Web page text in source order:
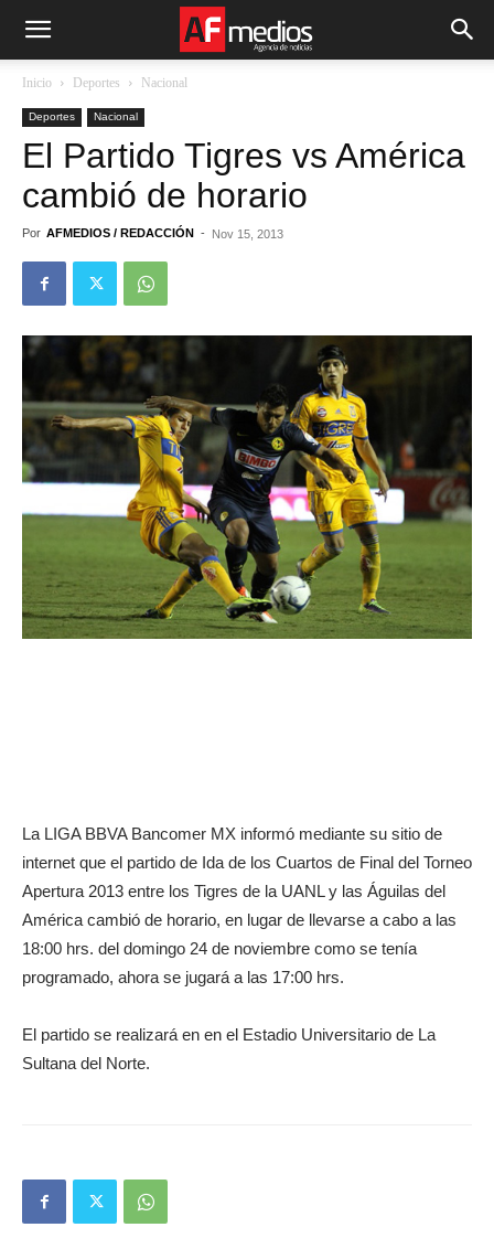
Inicio Deportes Nacional
Deportes Nacional
El Partido Tigres vs América
cambió de horario
Por AFMEDIOS / REDACCIÓN - Nov 15, 2013
La LIGA BBVA Bancomer MX informó mediante su sitio de
internet que el partido de Ida de los Cuartos de Final del Torneo
Apertura 2013 entre los Tigres de la UANL y las Águilas del
América cambió de horario, en lugar de llevarse a cabo a las
18:00 hrs. del domingo 24 de noviembre como se tenía
programado, ahora se jugará a las 17:00 hrs.
El partido se realizará en en el Estadio Universitario de La
Sultana del Norte.